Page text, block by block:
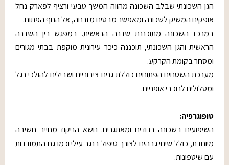
הגן השכונתי שבלב השכונה מהווה המשך טבעי ורציף לפארק נחל
אופקים המשיק לשכונה ומאפשר מבטים מזרחה, אל הנוף הפתוח.
במרכז השכונה מתוכננת שדרה הראשית. במפגש בין השדרה
הראשית והגן השכונתי, תוכננה כיכר עירונית מוקפת בבתי מגורים
ומסחר בקומת הקרקע.
מערכת השטחים הפתוחים כוללת גנים ציבוריים ושבילים להולכי רגל
ומסלולים לרוכבי אופניים.
טופוגרפיה:
השיפועים בשכונה רדודים ומאתגרים. נושא הניקוז מחייב חשיבה
מיוחדת, כולל שינוי גבהים לצורך טיפול בנגר עילי וכמו גם התמודדות
עם שיטפונות.